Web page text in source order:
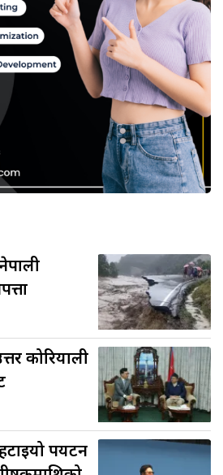
कोरियाली
पर्यटन